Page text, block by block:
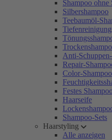
Shampoo
Silbershampoo
Teebaumöl-
Anti-
Repair-
Color-Shampoo
Festes
Haarseife
Shampoo-Sets
Haarstyling
Alle anzeigen